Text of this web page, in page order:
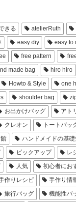
きる atelierRuth
easy diy
easy to
free pattern
made bag hiro hiro
Howto & Style
one
shoulder bag
お出かけバッグ
アト
クレオン トートバッ
ハンドメイドの基
ピックアップ
レ
人気 初心者にお
作りレシピ 手作り情
旅行バッグ 機能性バ